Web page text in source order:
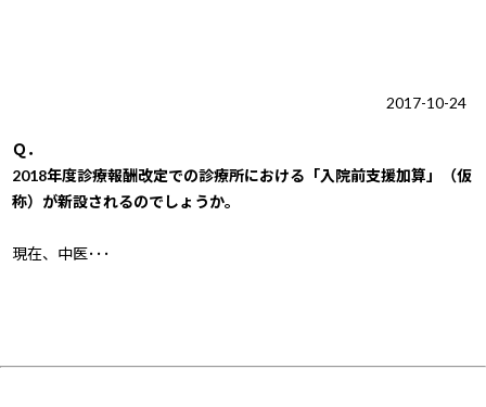
2017-10-24
Ｑ．
2018年度診療報酬改定での診療所における「入院前支援加算」（仮
称）が新設されるのでしょうか。
現在、中医･･･